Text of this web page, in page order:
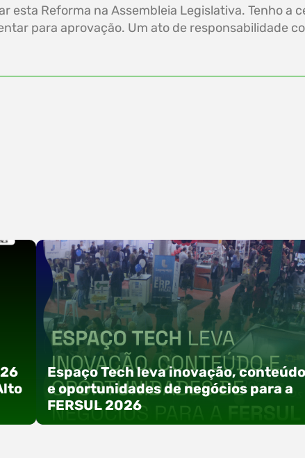
esta Reforma na Assembleia Legislativa. Tenho a
para aprovação. Um ato de responsabilidade
Espaço Tech leva inovação, conteúdo
e oportunidades de negócios para a
FERSUL 2026